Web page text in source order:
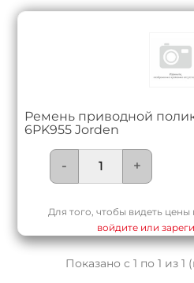
Ремень приводной
6PK955 Jorden
- +
Для того, чтобы видеть
войдите или
Показано с 1 по 1 из 1